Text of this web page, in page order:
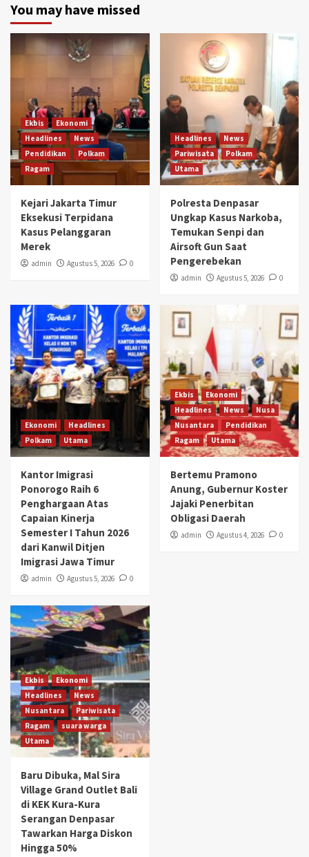
You may have missed
Ekbis
Ekonomi
Headlines
News
Pendidikan
Polkam
Ragam
Kejari Jakarta Timur
Eksekusi Terpidana
Kasus Pelanggaran
Merek
admin Agustus 5, 2026 0
Headlines
News
Pariwisata
Polkam
Utama
Polresta Denpasar
Ungkap Kasus Narkoba,
Temukan Senpi dan
Airsoft Gun Saat
Pengerebekan
admin Agustus 5, 2026 0
Ekonomi
Headlines
Polkam
Utama
Kantor Imigrasi
Ponorogo Raih 6
Penghargaan Atas
Capaian Kinerja
Semester I Tahun 2026
dari Kanwil Ditjen
Imigrasi Jawa Timur
admin Agustus 5, 2026 0
Ekbis
Ekonomi
Headlines
News
Nusa
Nusantara
Pendidikan
Ragam
Utama
Bertemu Pramono
Anung, Gubernur Koster
Jajaki Penerbitan
Obligasi Daerah
admin Agustus 4, 2026 0
Ekbis
Ekonomi
Headlines
News
Nusantara
Pariwisata
Ragam
suara warga
Utama
Baru Dibuka, Mal Sira
Village Grand Outlet Bali
di KEK Kura-Kura
Serangan Denpasar
Tawarkan Harga Diskon
Hingga 50%